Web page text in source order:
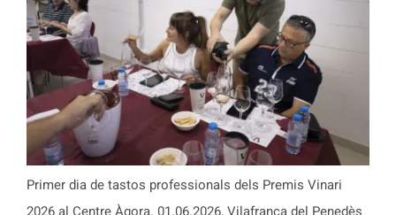
Primer dia de tastos professionals dels Premis Vinari
2026 al Centre Àgora. 01.06.2026, Vilafranca del Penedès